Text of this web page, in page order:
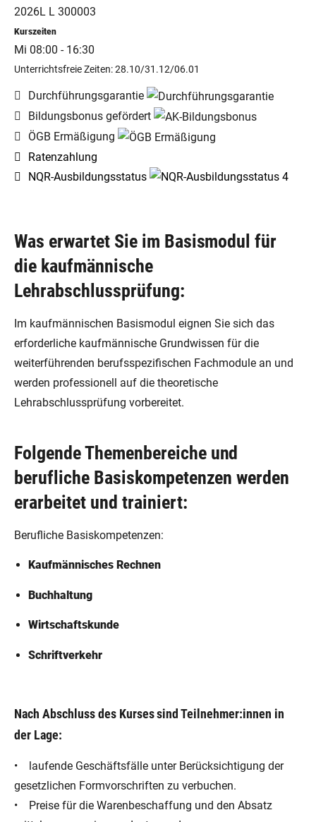
Was erwartet Sie im Basismodul für
die kaufmännische
Lehrabschlussprüfung:
Im kaufmännischen Basismodul eignen Sie sich das
erforderliche kaufmännische Grundwissen für die
weiterführenden berufsspezifischen Fachmodule an und
werden professionell auf die theoretische
Lehrabschlussprüfung vorbereitet.
Folgende Themenbereiche und
berufliche Basiskompetenzen werden
erarbeitet und trainiert:
Berufliche Basiskompetenzen:
Kaufmännisches Rechnen
Buchhaltung
Wirtschaftskunde
Schriftverkehr
Nach Abschluss des Kurses sind Teilnehmer:innen in
der Lage:
• laufende Geschäftsfälle unter Berücksichtigung der
gesetzlichen Formvorschriften zu verbuchen.
• Preise für die Warenbeschaffung und den Absatz
2026L L 300003
Kurszeiten
Mi 08:00 - 16:30
Unterrichtsfreie Zeiten: 28.10/31.12/06.01
Durchführungsgarantie
Bildungsbonus gefördert
ÖGB Ermäßigung
Ratenzahlung
NQR-Ausbildungsstatus